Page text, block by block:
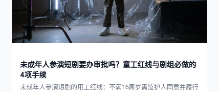
未成年人参演短剧要办审批吗？童工红线与剧组必做的
4项手续
未成年人参演短剧的用工红线：不满16周岁需监护人同意并履行